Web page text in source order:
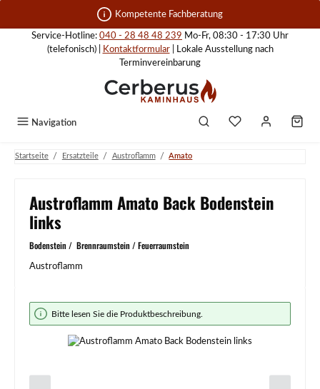
Zum Hauptinhalt springen Kompetente Fachberatung
Service-Hotline: 040 - 28 48 48 239 Mo-Fr, 08:30 - 17:30 Uhr
(telefonisch) |
Kontaktformular| Lokale Ausstellung nach
Terminvereinbarung
Navigation
Startseite / Ersatzteile / Austroflamm / Amato
Austroflamm Amato Back Bodenstein
links
Bodenstein / Brennraumstein / Feuerraumstein
Austroflamm
Bildergalerie überspringen
Bitte lesen Sie die Produktbeschreibung.